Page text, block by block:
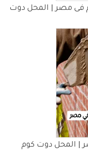
فى مصر | المحل دوت
| المحل دوت كوم